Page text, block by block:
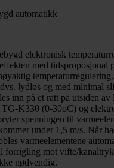
automatikk
elektronisk
med tidsproposjonal
lydløs og med minimal
inn på et ratt på utsiden av
TG-K330 (0-30oC) og
spenningen til
under 1,5 m/s. Når
varmeelementene
forrigling mot vifte/
nødvendig.